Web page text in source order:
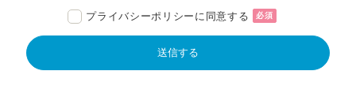
プライバシーポリシーに同意する 必須